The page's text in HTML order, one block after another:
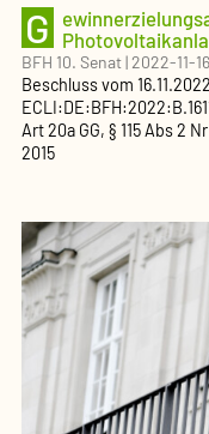
G
BFH 10. Senat|2022-11-16
Beschlussvom 16.11.2022
Art 20a GG, § 115 Abs 2
2015